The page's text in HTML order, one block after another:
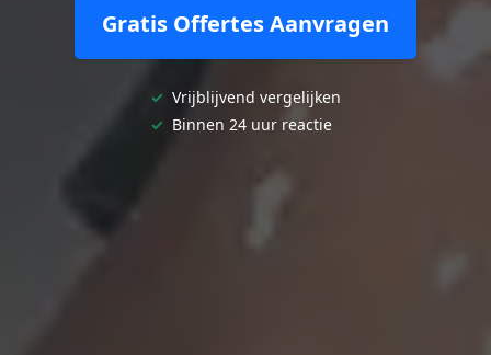
Gratis Offertes Aanvragen
✓ Vrijblijvend vergelijken
✓ Binnen 24 uur reactie